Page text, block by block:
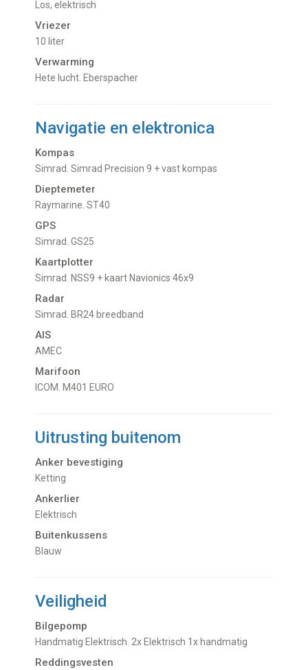
Los, elektrisch
Vriezer
10 liter
Verwarming
hete lucht. Eberspacher
Navigatie en elektronica
Kompas
Simrad. Simrad Precision 9 + vast kompas
Dieptemeter
Raymarine. ST40
GPS
Simrad. GS25
Kaartplotter
Simrad. NSS9 + kaart Navionics 46x9
Radar
Simrad. BR24 breedband
AIS
AMEC
Marifoon
ICOM. M401 EURO
Uitrusting buitenom
Anker bevestiging
Ketting
Ankerlier
Elektrisch
Buitenkussens
blauw
Veiligheid
Bilgepomp
Handmatig Elektrisch. 2x Elektrisch 1x handmatig
Reddingsvesten